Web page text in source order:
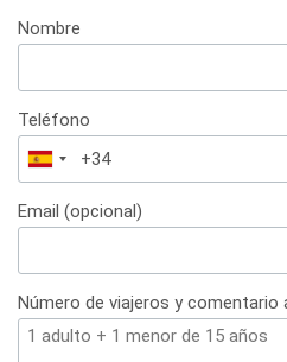
Nombre
Teléfono
España
+34
Email (opcional)
Número de viajeros y comentario